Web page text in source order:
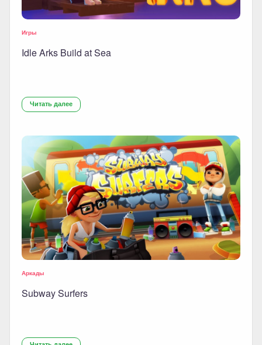
Игры
Idle Arks Build at Sea
Читать далее
Аркады
Subway Surfers